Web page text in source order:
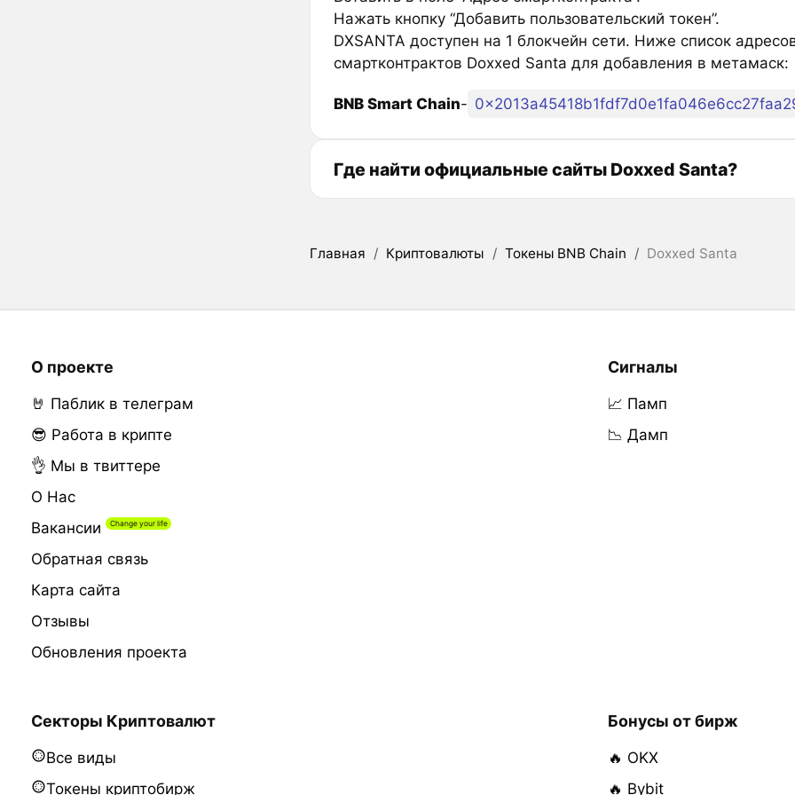
Нажать кнопку “Добавить пользовательский токен”.
DXSANTA доступен на 1 блокчейн сети. Ниже список
смартконтрактов Doxxed Santa для добавления в метамаск:
BNB Smart Chain-
Где найти официальные сайты Doxxed Santa?
Главная / Криптовалюты / Токены BNB Chain / Doxxed Santa
О проекте
🤘 Паблик в телеграм
😎 Работа в крипте
👌 Мы в твиттере
О Нас
Вакансии
Обратная связь
Карта сайта
Отзывы
Обновления проекта
Сигналы
📈 Памп
📉 Дамп
Секторы Криптовалют
Все виды
Токены криптобирж
Бонусы от бирж
🔥 OKX
🔥 Bybit